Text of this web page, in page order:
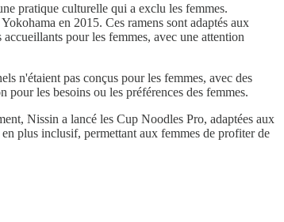
pratique culturelle qui a exclu les femmes.
en 2015. Ces ramens sont adaptés aux
pour les femmes, avec une attention
n'étaient pas conçus pour les femmes, avec des
les besoins ou les préférences des femmes.
Nissin a lancé les Cup Noodles Pro, adaptées aux
plus inclusif, permettant aux femmes de profiter de